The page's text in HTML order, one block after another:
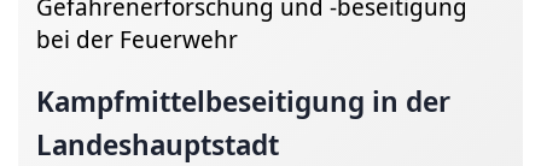
Gefahren­erforschung und -beseitigung
bei der Feuerwehr
Kampf­mittel­beseitigung in der
Landes­haupt­stadt